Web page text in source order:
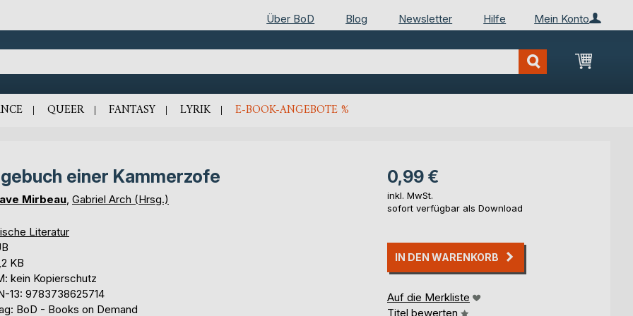
Mein Konto
Über BoD Blog Newsletter Hilfe
Mein
QUEER FANTASY LYRIK E-BOOK-ANGEBOTE %
einer Kammerzofe
Mirbeau Gabriel Arch (Hrsg.)
Literatur
KB
kein Kopierschutz
13: 9783738625714
BoD - Books on Demand
0,99 €
inkl. MwSt.
sofort verfügbar als Download
IN DEN WARENKORB
Auf die Merkliste
Titel bewerten